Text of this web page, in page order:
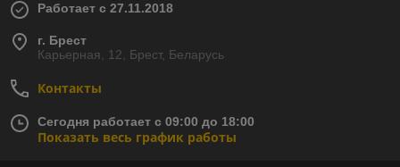
Работает с 27.11.2018
г. Брест
Карьерная, 12, Брест, Беларусь
Контакты
Сегодня работает с 09:00 до 18:00
Показать весь график работы